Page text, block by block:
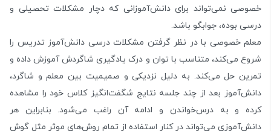
خصوصی نمی‌تواند برای دانش‌آموزانی که دچار مشکلات تحصیلی و
درسی بوده، جوابگو باشد.
معلم خصوصی با در نظر گرفتن مشکلات درسی دانش‌آموز تدریس را
شروع می‌کند، متناسب با توان و درک یادگیری شاگردش آموزش داده و
تمرین حل می‌کند. به دلیل نزدیکی و صمیمیت بین معلم و شاگرد،
دانش‌آموز بعد از چند جلسه نتایج شگفت‌انگیز کلاس خود را مشاهده
کرده و به درس‌خواندن و ادامه آن راغب‌ می‌شود. بنابراین هر
دانش‌آموزی می‌تواند در کنار استفاده از تمام روش‌های موثر مثل گوش